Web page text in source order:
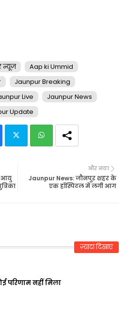
न्यूज़
Aap ki Ummid
Jaunpur Breaking
Live
Jaunpur News
Update
tte ats
और नया
Jaunpur News: जौनपुर शहर के
एक हॉस्पिटल में लगी आग
आयु
ज़्यादा दिखाएं
परिणाम नहीं मिला